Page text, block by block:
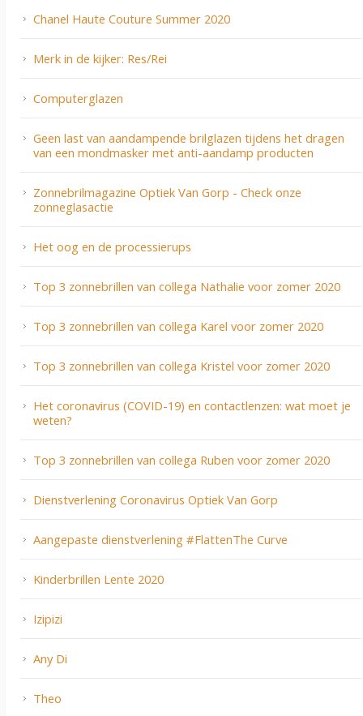
Chanel Haute Couture Summer 2020
Merk in de kijker: Res/Rei
Computerglazen
Geen last van aandampende brilglazen tijdens het dragen
van een mondmasker met anti-aandamp producten
Zonnebrilmagazine Optiek Van Gorp - Check onze
zonneglasactie
Het oog en de processierups
Top 3 zonnebrillen van collega Nathalie voor zomer 2020
Top 3 zonnebrillen van collega Karel voor zomer 2020
Top 3 zonnebrillen van collega Kristel voor zomer 2020
Het coronavirus (COVID-19) en contactlenzen: wat moet je
weten?
Top 3 zonnebrillen van collega Ruben voor zomer 2020
Dienstverlening Coronavirus Optiek Van Gorp
Aangepaste dienstverlening #FlattenThe Curve
Kinderbrillen Lente 2020
Izipizi
Any Di
Theo